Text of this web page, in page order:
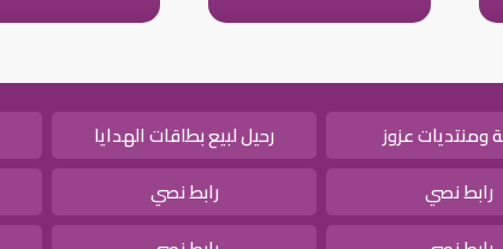
ومنتديات عزوز رحيل لبيع بطاقات الهدايا
رابط نصي رابط نصي